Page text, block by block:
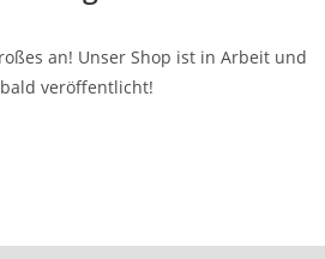
an! Unser Shop ist in Arbeit und
veröffentlicht!